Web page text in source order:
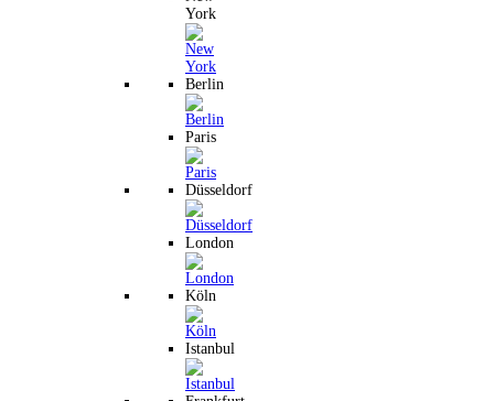
York
Berlin
Paris
Düsseldorf
London
Köln
Istanbul